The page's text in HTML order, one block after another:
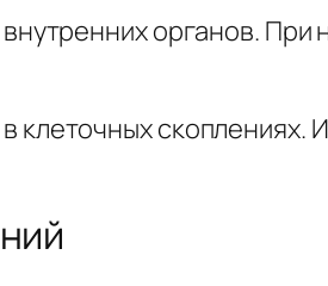
органов.
скоплениях.